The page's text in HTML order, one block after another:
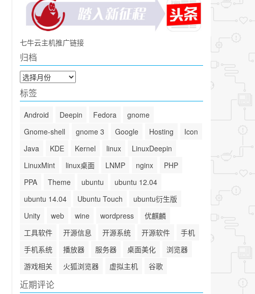
七牛云主机推广链接
归档
归
档
标签
Android Deepin Fedora
gnome
Gnome-shell
gnome 3 Google Hosting
Icon
Java
KDE Kernel linux
LinuxDeepin
LinuxMint
linux桌面 LNMP nginx
PHP
PPA
Theme ubuntu
ubuntu 12.04
ubuntu 14.04
Ubuntu Touch
ubuntu衍生版
Unity
web wine wordpress
优麒麟
工具软件
开源信息 开源系统 开源软件
手机
手机系统
播放器 服务器 桌面美化
浏览器
游戏相关
火狐浏览器 虚拟主机 谷歌
近期评论